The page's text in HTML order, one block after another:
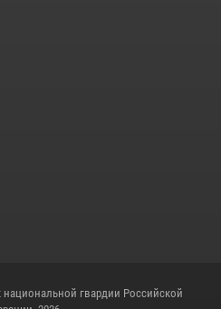
гвардии Российской